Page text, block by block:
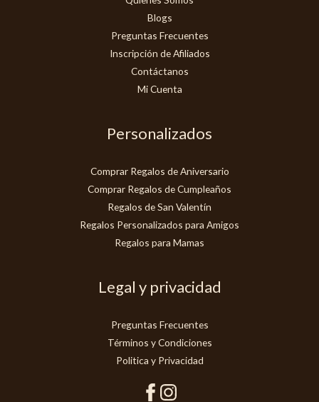
Blogs
Preguntas Frecuentes
Inscripción de Afiliados
Contáctanos
Mi Cuenta
Personalizados
Comprar Regalos de Aniversario
Comprar Regalos de Cumpleaños
Regalos de San Valentín
Regalos Personalizados para Amigos
Regalos para Mamas
Legal y privacidad
Preguntas Frecuentes
Términos y Condiciones
Politica y Privacidad